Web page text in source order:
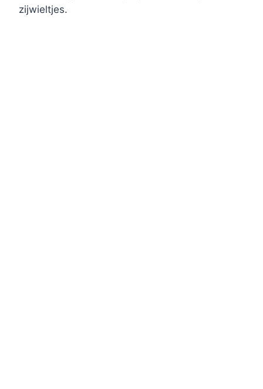
zijwieltjes.